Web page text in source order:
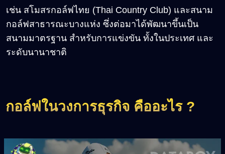
เช่น สโมสรกอล์ฟไทย (Thai Country Club) และสนาม
กอล์ฟสาธารณะบางแห่ง ซึ่งต่อมาได้พัฒนาขึ้นเป็น
สนามมาตรฐาน สำหรับการแข่งขัน ทั้งในประเทศ และ
ระดับนานาชาติ
กอล์ฟในวงการธุรกิจ คืออะไร ?